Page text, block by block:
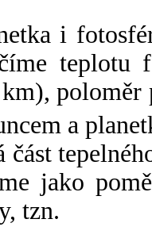
i
a
část
jako
tzn.